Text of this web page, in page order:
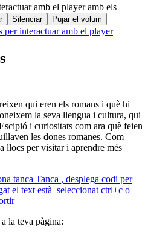
amb el player amb els
Silenciar
Pujar el volum
per interactuar amb el player
qui eren els romans i què hi
la seva llengua i cultura, qui
i curiositats com ara què feien
les dones romanes. Com
llocs per visitar i aprendre més
Tanca , desplega codi per
el text està seleccionat ctrl+c o
la teva pàgina: